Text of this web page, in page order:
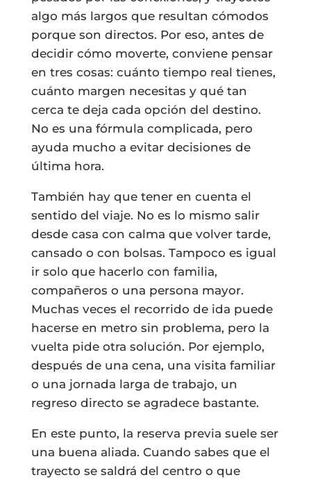
algo más largos que resultan cómodos
porque son directos. Por eso, antes de
decidir cómo moverte, conviene pensar
en tres cosas: cuánto tiempo real tienes,
cuánto margen necesitas y qué tan
cerca te deja cada opción del destino.
No es una fórmula complicada, pero
ayuda mucho a evitar decisiones de
última hora.
También hay que tener en cuenta el
sentido del viaje. No es lo mismo salir
desde casa con calma que volver tarde,
cansado o con bolsas. Tampoco es igual
ir solo que hacerlo con familia,
compañeros o una persona mayor.
Muchas veces el recorrido de ida puede
hacerse en metro sin problema, pero la
vuelta pide otra solución. Por ejemplo,
después de una cena, una visita familiar
o una jornada larga de trabajo, un
regreso directo se agradece bastante.
En este punto, la reserva previa suele ser
una buena aliada. Cuando sabes que el
trayecto se saldrá del centro o que